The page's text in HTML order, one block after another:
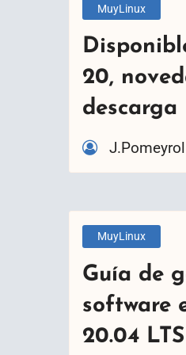
MuyLinux
20,
descarga
J.Pomeyrol
MuyLinux
Guía de
software
20.04 LTS